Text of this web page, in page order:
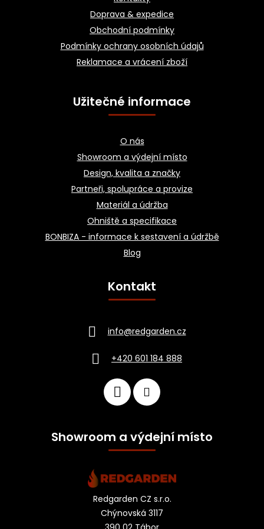
Doprava & expedice
Obchodní podmínky
Podmínky ochrany osobních údajů
Reklamace a vrácení zboží
Užitečné informace
O nás
Showroom a výdejní místo
Design, kvalita a značky
Partneři, spolupráce a provize
Materiál a údržba
Ohniště a specifikace
BONBIZA - informace k sestavení a údržbě
Blog
Kontakt
info@redgarden.cz
+420 601 184 888
Showroom a výdejní místo
Redgarden CZ s.r.o.
Chýnovská 3117